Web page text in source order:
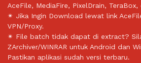
AceFile, MediaFire, PixelDrain,
✴ Jika Ingin Download lewat link
VPN/Proxy.
✴ File batch tidak dapat di extract?
ZArchiver/WINRAR untuk Android dan
Pastikan aplikasi sudah versi terbaru.